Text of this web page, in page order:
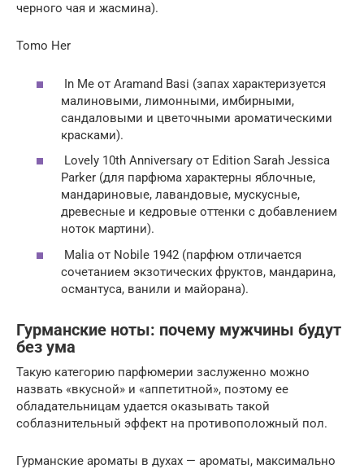
черного чая и жасмина).
Tomo Her
In Me от Aramand Basi (запах характеризуется
малиновыми, лимонными, имбирными,
сандаловыми и цветочными ароматическими
красками).
Lovely 10th Anniversary от Edition Sarah Jessica
Parker (для парфюма характерны яблочные,
мандариновые, лавандовые, мускусные,
древесные и кедровые оттенки с добавлением
ноток мартини).
Malia от Nobile 1942 (парфюм отличается
сочетанием экзотических фруктов, мандарина,
османтуса, ванили и майорана).
Гурманские ноты: почему мужчины будут
без ума
Такую категорию парфюмерии заслуженно можно
назвать «вкусной» и «аппетитной», поэтому ее
обладательницам удается оказывать такой
соблазнительный эффект на противоположный пол.
Гурманские ароматы в духах — ароматы, максимально